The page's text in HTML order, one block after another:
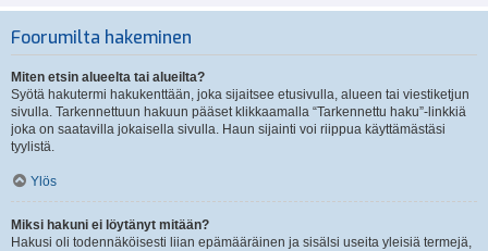
Foorumilta hakeminen
Miten etsin alueelta tai alueilta?
Syötä hakutermi hakukenttään, joka sijaitsee etusivulla, alueen tai viestiketjun
sivulla. Tarkennettuun hakuun pääset klikkaamalla “Tarkennettu haku”-linkkiä
joka on saatavilla jokaisella sivulla. Haun sijainti voi riippua käyttämästäsi
tyylistä.
Ylös
Miksi hakuni ei löytänyt mitään?
Hakusi oli todennäköisesti liian epämääräinen ja sisälsi useita yleisiä termejä,